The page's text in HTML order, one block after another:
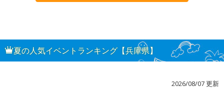
夏の人気イベントランキング【兵庫県】
2026/08/07 更新